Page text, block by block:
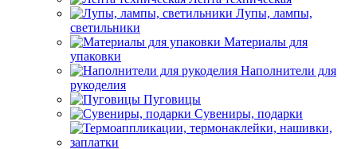
Лупы, лампы,
светильники
Материалы для
упаковки
Наполнители для
рукоделия
Пуговицы
Сувениры, подарки